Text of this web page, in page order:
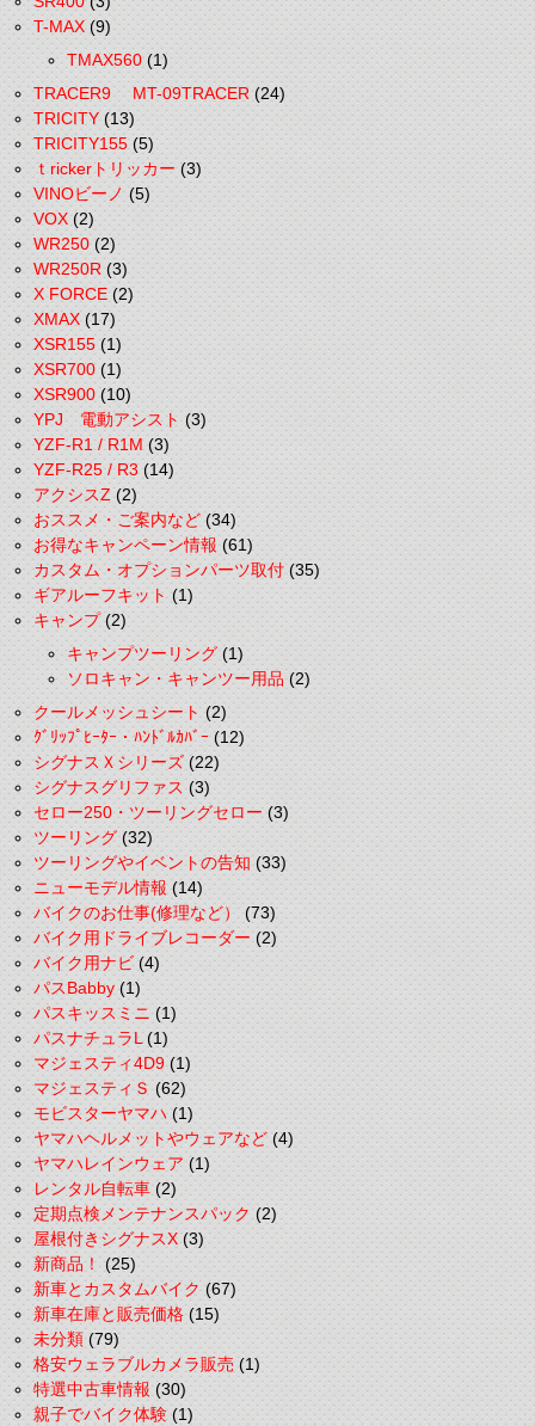
T-MAX(9)
TMAX560(1)
TRACER9 MT-09TRACER(24)
TRICITY(13)
TRICITY155(5)
ｔrickerトリッカー(3)
VINOビーノ(5)
VOX(2)
WR250(2)
WR250R(3)
X FORCE(2)
XMAX(17)
XSR155(1)
XSR700(1)
XSR900(10)
YPJ 電動アシスト(3)
YZF-R1 / R1M(3)
YZF-R25 / R3(14)
アクシスZ(2)
おススメ・ご案内など(34)
お得なキャンペーン情報(61)
カスタム・オプションパーツ取付(35)
ギアルーフキット(1)
キャンプ(2)
キャンプツーリング(1)
ソロキャン・キャンツー用品(2)
クールメッシュシート(2)
ｸﾞﾘｯﾌﾟﾋｰﾀｰ・ﾊﾝﾄﾞﾙｶﾊﾞｰ(12)
シグナスＸシリーズ(22)
シグナスグリファス(3)
セロー250・ツーリングセロー(3)
ツーリング(32)
ツーリングやイベントの告知(33)
ニューモデル情報(14)
バイクのお仕事(修理など）(73)
バイク用ドライブレコーダー(2)
バイク用ナビ(4)
パスBabby(1)
パスキッスミニ(1)
パスナチュラL(1)
マジェスティ4D9(1)
マジェスティＳ(62)
モビスターヤマハ(1)
ヤマハヘルメットやウェアなど(4)
ヤマハレインウェア(1)
レンタル自転車(2)
定期点検メンテナンスパック(2)
屋根付きシグナスX(3)
新商品！(25)
新車とカスタムバイク(67)
新車在庫と販売価格(15)
未分類(79)
格安ウェラブルカメラ販売(1)
特選中古車情報(30)
親子でバイク体験(1)